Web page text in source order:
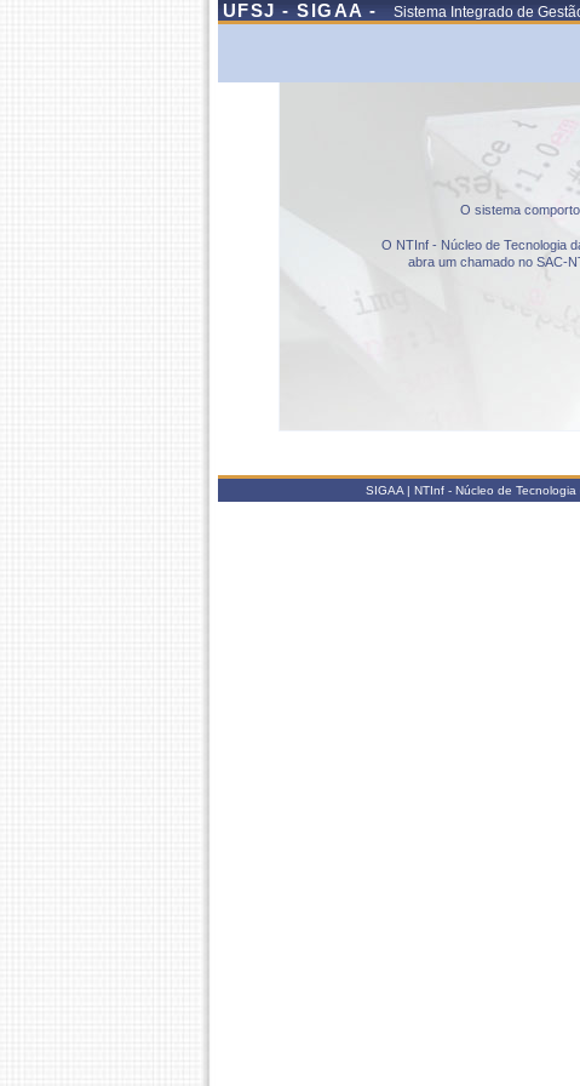
UFSJ - SIGAA - Sistema Integrado de
O sistema
O NTInf - Núcleo de Tecnologia
abra um chamado no SAC-
SIGAA | NTInf - Núcleo de